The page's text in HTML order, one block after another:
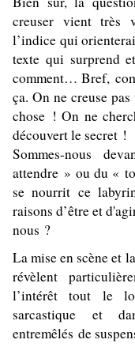
creuser vient très
l’indice qui
texte qui surprend
comment… Bref,
ça. On ne creuse
chose ! On ne
découvert le secret !
Sommes-nous
attendre » ou du «
se nourrit ce
raisons d’être et
nous ?
La mise en scène et
révèlent
l’intérêt tout le
sarcastique et
entremêlés de